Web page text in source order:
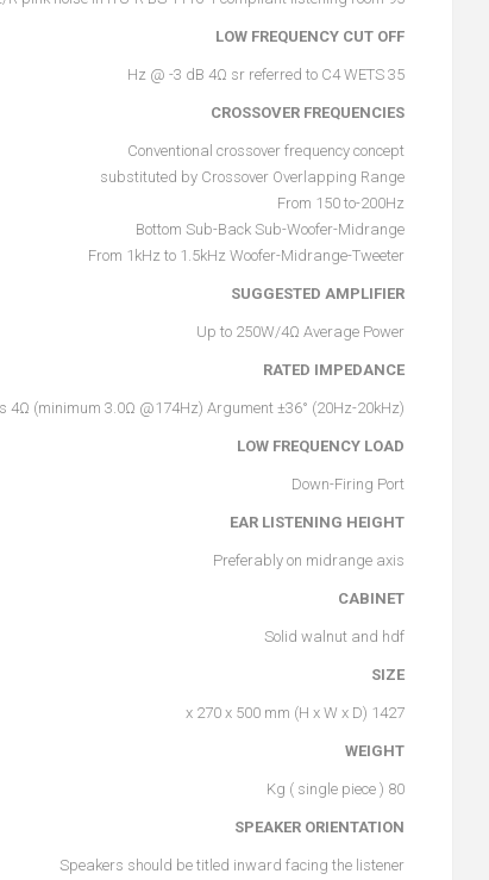
LOW FREQUENCY CUT OFF
35 Hz @ -3 dB 4Ω sr referred to C4 WETS
CROSSOVER FREQUENCIES
Conventional crossover frequency concept
substituted by Crossover Overlapping Range
From 150 to-200Hz
Bottom Sub-Back Sub-Woofer-Midrange
From 1kHz to 1.5kHz Woofer-Midrange-Tweeter
SUGGESTED AMPLIFIER
Up to 250W/4Ω Average Power
RATED IMPEDANCE
4Ω (minimum 3.0Ω @174Hz) Argument ±36° (20Hz-20kHz)
LOW FREQUENCY LOAD
Down-Firing Port
EAR LISTENING HEIGHT
Preferably on midrange axis
CABINET
Solid walnut and hdf
SIZE
1427 x 270 x 500 mm (H x W x D)
WEIGHT
80 Kg ( single piece )
SPEAKER ORIENTATION
Speakers should be titled inward facing the listener